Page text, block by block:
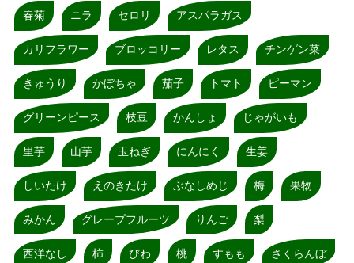
春菊 ニラ セロリ アスパラガス
カリフラワー ブロッコリー レタス チンゲン菜
きゅうり かぼちゃ 茄子 トマト ピーマン
グリーンピース 枝豆 かんしょ じゃがいも
里芋 山芋 玉ねぎ にんにく 生姜
しいたけ えのきたけ ぶなしめじ 梅 果物
みかん グレープフルーツ りんご 梨
西洋なし 柿 びわ 桃 すもも さくらんぼ